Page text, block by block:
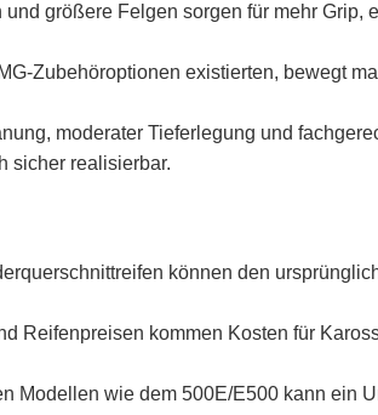
und größere Felgen sorgen für mehr Grip,
existierten, bewegt
moderater Tieferlegung und
sicher realisierbar.
können den
Reifenpreisen kommen Kosten für
Modellen wie dem 500E/E500 kann ein